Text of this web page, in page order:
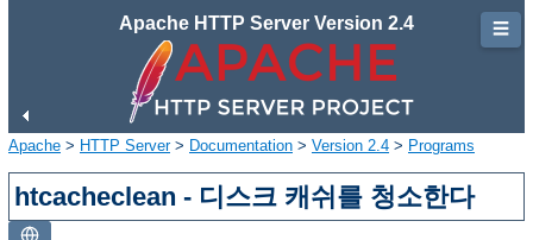
Apache HTTP Server Version 2.4
Apache > HTTP Server> Documentation > Version 2.4 > Programs
htcacheclean - 디스크 캐쉬를 청소한다
☰